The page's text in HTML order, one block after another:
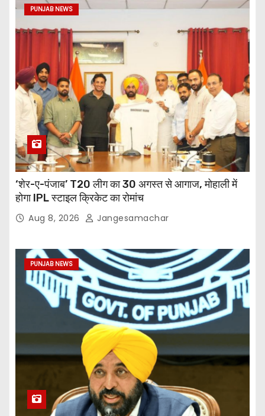
PUNJAB NEWS
‘शेर-ए-पंजाब’ T20 लीग का 30 अगस्त से आगाज, मोहाली में
होगा IPL स्टाइल क्रिकेट का रोमांच
Aug 8, 2026 Jangesamachar
PUNJAB NEWS